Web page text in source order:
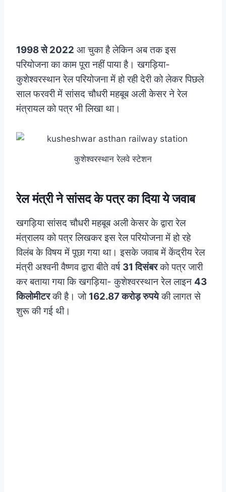
1998 से 2022 आ चुका है लेकिन अब तक इस
परियोजना का काम पूरा नहीं पाया है। खगड़िया-
कुशेश्वरस्थान रेल परियोजना में हो रही देरी को लेकर पिछले
साल फरवरी में सांसद चौधरी महबूब अली केसर ने रेल
मंत्रायल को पत्र भी लिखा था।
कुशेश्वरस्थान रेलवे स्टेशन
रेल मंत्री ने सांसद के पत्र का दिया ये जवाब
खगड़िया सांसद चौधरी महबूब अली केसर के द्वारा रेल
मंत्रालय को पत्र लिखकर इस रेल परियोजना में हो रहे
विलंब के विषय में पूछा गया था। इसके जवाब में केंद्रीय रेल
मंत्री अश्वनी वैष्णव द्वारा बीते वर्ष 31 दिसंबरको पत्र जारी
कर बताया गया कि खगड़िया- कुशेश्वरस्थान रेल लाइन 43
किलोमीटरकी है। जो 162.87 करोड़ रुपयेकी लागत से
शुरू की गई थी।